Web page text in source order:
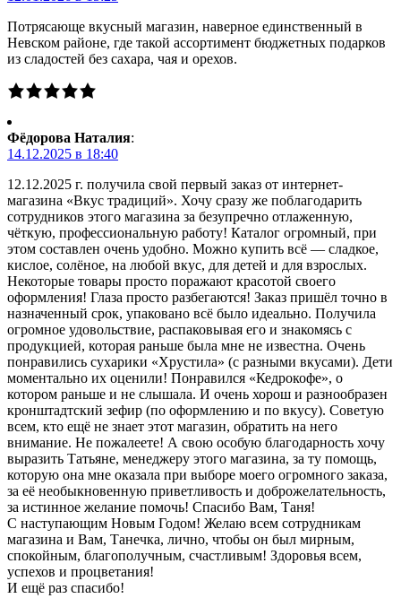
Потрясающе вкусный магазин, наверное единственный в
Невском районе, где такой ассортимент бюджетных подарков
из сладостей без сахара, чая и орехов.
Фёдорова Наталия:
14.12.2025 в 18:40
12.12.2025 г. получила свой первый заказ от интернет-
магазина «Вкус традиций». Хочу сразу же поблагодарить
сотрудников этого магазина за безупречно отлаженную,
чёткую, профессиональную работу! Каталог огромный, при
этом составлен очень удобно. Можно купить всё — сладкое,
кислое, солёное, на любой вкус, для детей и для взрослых.
Некоторые товары просто поражают красотой своего
оформления! Глаза просто разбегаются! Заказ пришёл точно в
назначенный срок, упаковано всё было идеально. Получила
огромное удовольствие, распаковывая его и знакомясь с
продукцией, которая раньше была мне не известна. Очень
понравились сухарики «Хрустила» (с разными вкусами). Дети
моментально их оценили! Понравился «Кедрокофе», о
котором раньше и не слышала. И очень хорош и разнообразен
кронштадтский зефир (по оформлению и по вкусу). Советую
всем, кто ещё не знает этот магазин, обратить на него
внимание. Не пожалеете! А свою особую благодарность хочу
выразить Татьяне, менеджеру этого магазина, за ту помощь,
которую она мне оказала при выборе моего огромного заказа,
за её необыкновенную приветливость и доброжелательность,
за истинное желание помочь! Спасибо Вам, Таня!
С наступающим Новым Годом! Желаю всем сотрудникам
магазина и Вам, Танечка, лично, чтобы он был мирным,
спокойным, благополучным, счастливым! Здоровья всем,
успехов и процветания!
И ещё раз спасибо!